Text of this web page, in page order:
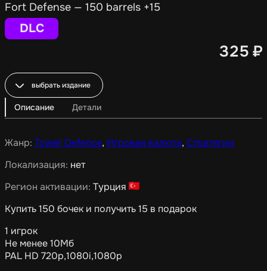
Fort Defense — 150 barrels +15
DLC
325 ₽
выбрать издание
Описание Детали
Жанр: Tower Defence, Игровая валюта, Стратегии
Локализация: нет
Регион активации: Турция
Купить 150 бочек и получить 15 в подарок
1 игрок
Не менее 10Мб
PAL HD 720p,1080i,1080p